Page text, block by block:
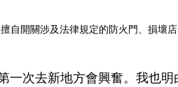
自開關涉及法律規定的防火門、損壞
一次去新地方會興奮。我也